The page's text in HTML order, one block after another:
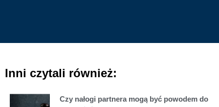
Inni czytali również:
Czy nałogi partnera mogą być powodem do